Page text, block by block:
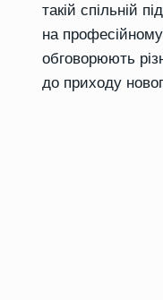
такій спільній
на
обговорюють
до приходу